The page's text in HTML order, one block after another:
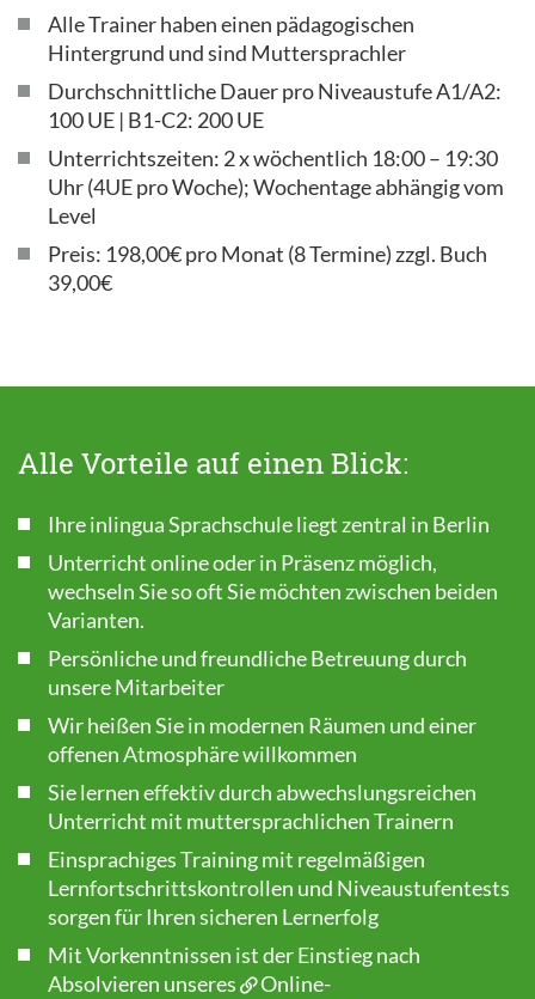
Alle Trainer haben einen pädagogischen
Hintergrund und sind Muttersprachler
Durchschnittliche Dauer pro Niveaustufe A1/A2:
100 UE | B1-C2: 200 UE
Unterrichtszeiten: 2 x wöchentlich 18:00 – 19:30
Uhr (4UE pro Woche); Wochentage abhängig vom
Level
Preis: 198,00€ pro Monat (8 Termine) zzgl. Buch
39,00€
Alle Vorteile auf einen Blick:
Ihre inlingua Sprachschule liegt zentral in Berlin
Unterricht online oder in Präsenz möglich,
wechseln Sie so oft Sie möchten zwischen beiden
Varianten.
Persönliche und freundliche Betreuung durch
unsere Mitarbeiter
Wir heißen Sie in modernen Räumen und einer
offenen Atmosphäre willkommen
Sie lernen effektiv durch abwechslungsreichen
Unterricht mit muttersprachlichen Trainern
Einsprachiges Training mit regelmäßigen
Lernfortschrittskontrollen und Niveaustufentests
sorgen für Ihren sicheren Lernerfolg
Mit Vorkenntnissen ist der Einstieg nach
Absolvieren unseres
Online-